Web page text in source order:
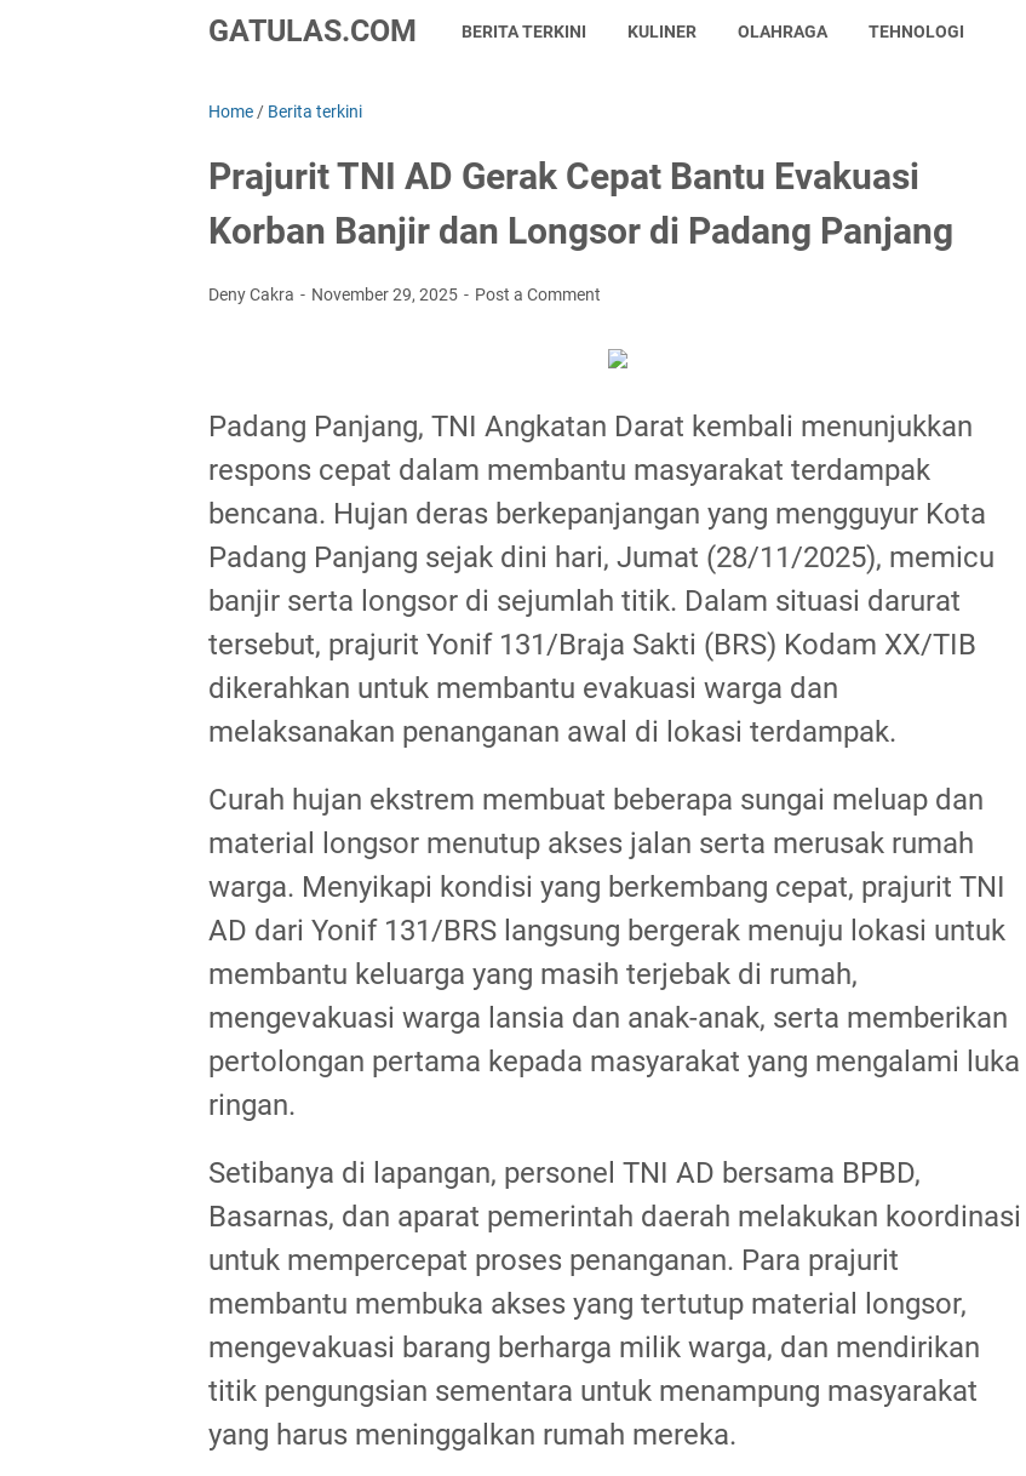
GATULAS.COM BERITA TERKINI KULINER OLAHRAGA TEHNOLOGI
Home / Berita terkini
Prajurit TNI AD Gerak Cepat Bantu Evakuasi
Korban Banjir dan Longsor di Padang Panjang
Deny Cakra November 29, 2025 Post a Comment
Padang Panjang, TNI Angkatan Darat kembali menunjukkan
respons cepat dalam membantu masyarakat terdampak
bencana. Hujan deras berkepanjangan yang mengguyur Kota
Padang Panjang sejak dini hari, Jumat (28/11/2025), memicu
banjir serta longsor di sejumlah titik. Dalam situasi darurat
tersebut, prajurit Yonif 131/Braja Sakti (BRS) Kodam XX/TIB
dikerahkan untuk membantu evakuasi warga dan
melaksanakan penanganan awal di lokasi terdampak.
Curah hujan ekstrem membuat beberapa sungai meluap dan
material longsor menutup akses jalan serta merusak rumah
warga. Menyikapi kondisi yang berkembang cepat, prajurit TNI
AD dari Yonif 131/BRS langsung bergerak menuju lokasi untuk
membantu keluarga yang masih terjebak di rumah,
mengevakuasi warga lansia dan anak-anak, serta memberikan
pertolongan pertama kepada masyarakat yang mengalami luka
ringan.
Setibanya di lapangan, personel TNI AD bersama BPBD,
Basarnas, dan aparat pemerintah daerah melakukan koordinasi
untuk mempercepat proses penanganan. Para prajurit
membantu membuka akses yang tertutup material longsor,
mengevakuasi barang berharga milik warga, dan mendirikan
titik pengungsian sementara untuk menampung masyarakat
yang harus meninggalkan rumah mereka.